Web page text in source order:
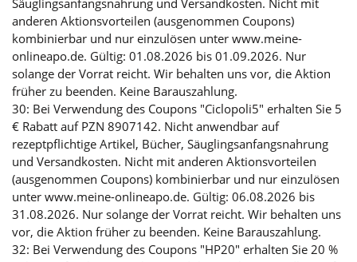
Säuglingsanfangsnahrung und Versandkosten. Nicht mit
anderen Aktionsvorteilen (ausgenommen Coupons)
kombinierbar und nur einzulösen unter www.meine-
onlineapo.de. Gültig: 01.08.2026 bis 01.09.2026. Nur
solange der Vorrat reicht. Wir behalten uns vor, die Aktion
früher zu beenden. Keine Barauszahlung.
30: Bei Verwendung des Coupons "Ciclopoli5" erhalten Sie 5
€ Rabatt auf PZN 8907142. Nicht anwendbar auf
rezeptpflichtige Artikel, Bücher, Säuglingsanfangsnahrung
und Versandkosten. Nicht mit anderen Aktionsvorteilen
(ausgenommen Coupons) kombinierbar und nur einzulösen
unter www.meine-onlineapo.de. Gültig: 06.08.2026 bis
31.08.2026. Nur solange der Vorrat reicht. Wir behalten uns
vor, die Aktion früher zu beenden. Keine Barauszahlung.
32: Bei Verwendung des Coupons "HP20" erhalten Sie 20 %